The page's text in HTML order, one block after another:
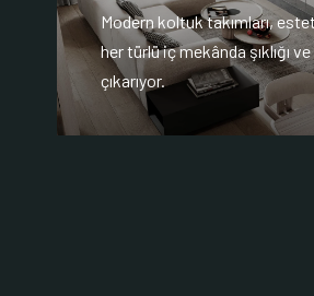
Modern koltuk takımları,
her türlü iç mekânda şıklığı
çıkarıyor.